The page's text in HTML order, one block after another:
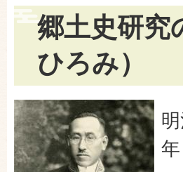
郷土史研究
ひろみ）
年